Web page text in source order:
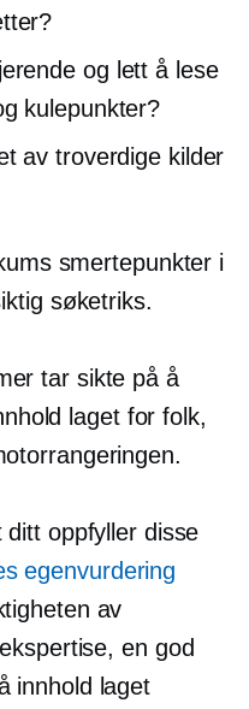
og lett å lese
kulepunkter?
av troverdige kilder
smertepunkter i
søketriks.
tar sikte på å
laget for folk,
oppfyller disse
egenvurdering
av
en god
innhold laget